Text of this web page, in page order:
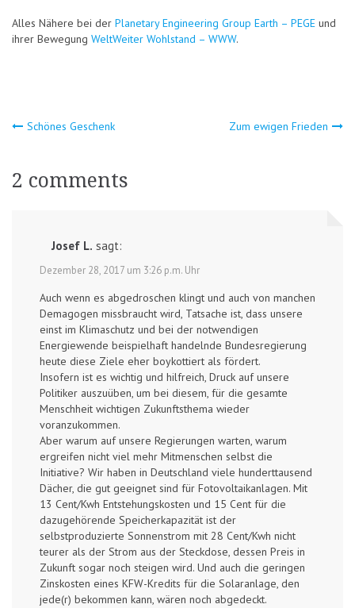
Alles Nähere bei der Planetary Engineering Group Earth – PEGE und
ihrer Bewegung WeltWeiter Wohlstand – WWW.
Beitragsnavigation
Schönes Geschenk Zum ewigen Frieden
2 comments
Josef L. sagt:
Dezember 28, 2017 um 3:26 p.m. Uhr
Auch wenn es abgedroschen klingt und auch von manchen
Demagogen missbraucht wird, Tatsache ist, dass unsere
einst im Klimaschutz und bei der notwendigen
Energiewende beispielhaft handelnde Bundesregierung
heute diese Ziele eher boykottiert als fördert.
Insofern ist es wichtig und hilfreich, Druck auf unsere
Politiker auszuüben, um bei diesem, für die gesamte
Menschheit wichtigen Zukunftsthema wieder
voranzukommen.
Aber warum auf unsere Regierungen warten, warum
ergreifen nicht viel mehr Mitmenschen selbst die
Initiative? Wir haben in Deutschland viele hunderttausend
Dächer, die gut geeignet sind für Fotovoltaikanlagen. Mit
13 Cent/Kwh Entstehungskosten und 15 Cent für die
dazugehörende Speicherkapazität ist der
selbstproduzierte Sonnenstrom mit 28 Cent/Kwh nicht
teurer als der Strom aus der Steckdose, dessen Preis in
Zukunft sogar noch steigen wird. Und auch die geringen
Zinskosten eines KFW-Kredits für die Solaranlage, den
jede(r) bekommen kann, wären noch abgedeckt.